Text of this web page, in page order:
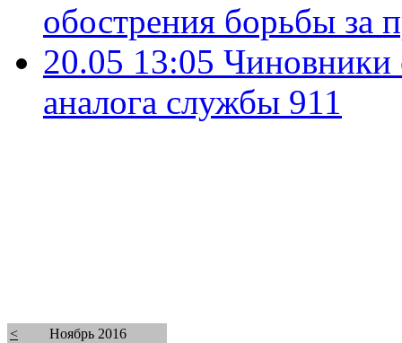
обострения борьбы за
20.05 13:05 Чиновники
аналога службы 911
<
Ноябрь 2016